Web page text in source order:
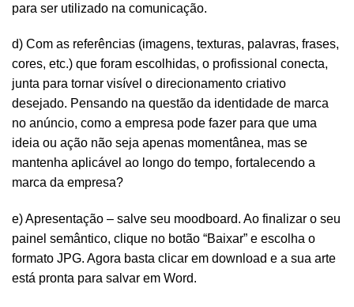
para ser utilizado na comunicação.
d) Com as referências (imagens, texturas, palavras, frases,
cores, etc.) que foram escolhidas, o profissional conecta,
junta para tornar visível o direcionamento criativo
desejado. Pensando na questão da identidade de marca
no anúncio, como a empresa pode fazer para que uma
ideia ou ação não seja apenas momentânea, mas se
mantenha aplicável ao longo do tempo, fortalecendo a
marca da empresa?
e) Apresentação – salve seu moodboard. Ao finalizar o seu
painel semântico, clique no botão “Baixar” e escolha o
formato JPG. Agora basta clicar em download e a sua arte
está pronta para salvar em Word.